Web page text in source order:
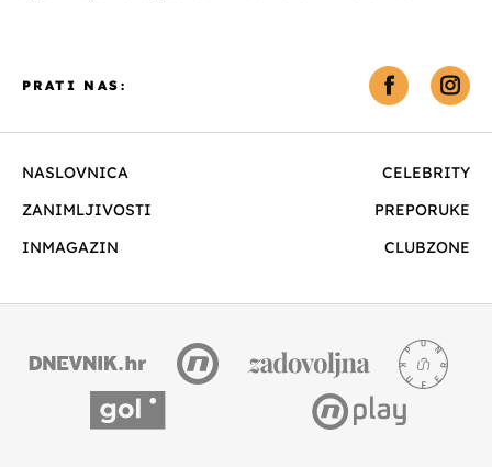
NASLOVNICA
CELEBRITY
ZANIMLJIVOSTI
PREPORUKE
INMAGAZIN
CLUBZONE
PRATI NAS: